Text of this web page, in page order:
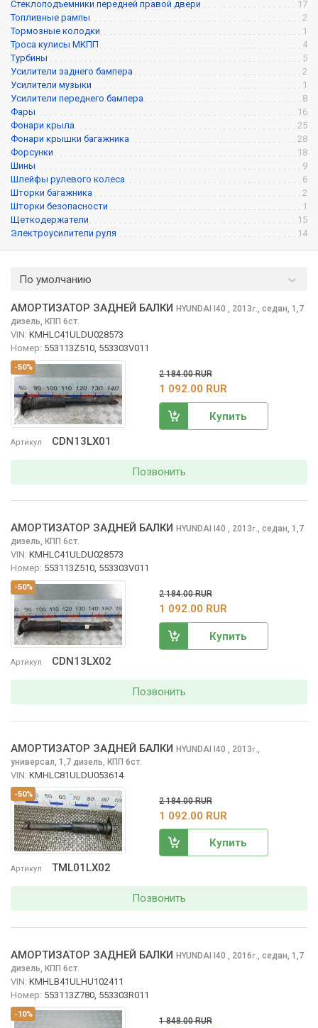
Стеклоподъемники передней правой двери
17
Топливные рампы
2
Тормозные колодки
1
Троса кулисы МКПП
4
Турбины
5
Усилители заднего бампера
2
Усилители музыки
1
Усилители переднего бампера
8
Фары
16
Фонари крыла
25
Фонари крышки багажника
28
Форсунки
18
Шины
9
Шлейфы рулевого колеса
6
Шторки багажника
2
Шторки безопасности
1
Щеткодержатели
15
Электроусилители руля
14
По умолчанию
-50%
Артикул CDN13LX01
АМОРТИЗАТОР ЗАДНЕЙ БАЛКИ HYUNDAI I40 , 2013г., седан, 1,7
дизель, КПП 6ст.
VIN: KMHLC41ULDU028573
Номер: 553113Z510, 553303V011
2 184.00 RUR
1 092.00 RUR
Купить
Позвонить
-50%
Артикул CDN13LX02
АМОРТИЗАТОР ЗАДНЕЙ БАЛКИ HYUNDAI I40 , 2013г., седан, 1,7
дизель, КПП 6ст.
VIN: KMHLC41ULDU028573
Номер: 553113Z510, 553303V011
2 184.00 RUR
1 092.00 RUR
Купить
Позвонить
-50%
Артикул TML01LX02
АМОРТИЗАТОР ЗАДНЕЙ БАЛКИ HYUNDAI I40 , 2013г.
универсал, 1,7 дизель, КПП 6ст.
VIN: KMHLC81ULDU053614
2 184.00 RUR
1 092.00 RUR
Купить
Позвонить
-10%
АМОРТИЗАТОР ЗАДНЕЙ БАЛКИ HYUNDAI I40 , 2016г.
седан, 1,7
дизель, КПП 6ст.
VIN: KMHLB41ULHU102411
Номер: 553113Z780, 553303R011
1 848.00 RUR